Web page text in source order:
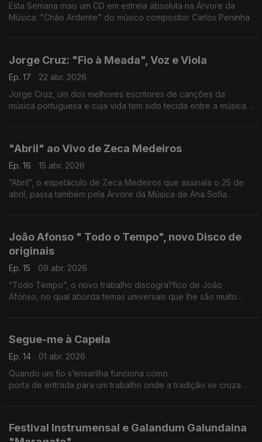
Esta Semana mais um CD em estreia absoluta na Árvore da
Música: "Chão Ardente" do músico compositor Carlos Peninha
Jorge Cruz: "Fio à Meada", Voz e Viola
Ep. 17
22 abr. 2026
Jorge Cruz, um dos melhores escritores de canções da
música portuguesa e cuja vida tem sido tecida entre a música
"Abril" ao Vivo de Zeca Medeiros
Ep. 16
15 abr. 2026
“Abril”, o espetáculo de Zeca Medeiros que assinala o 25 de
abril, passa também pela Árvore da Música de Ana Sofia
João Afonso " Todo o Tempo", novo Disco de
originais
Ep. 15
09 abr. 2026
“Todo Tempo”, o novo trabalho discogra?fico de João
Afonso, no qual aborda temas universais que lhe são muito
Segue-me à Capela
Ep. 14
01 abr. 2026
Quando um fio s’ensarilha funciona como
porta de entrada para um trabalho onde a tradição se cruza
Festival Instrumensal e Galandum Galundaina